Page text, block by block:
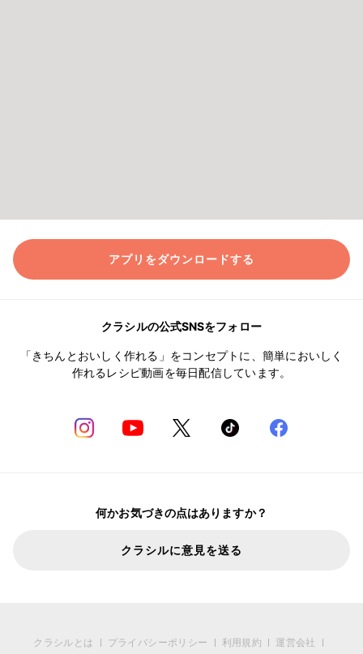
アプリをダウンロードする
クラシルの公式SNSをフォロー
「きちんとおいしく作れる」をコンセプトに、簡単においしく
作れるレシピ動画を毎日配信しています。
何かお気づきの点はありますか？
クラシルに意見を送る
クラシルとは プライバシーポリシー 利用規約 運営会社